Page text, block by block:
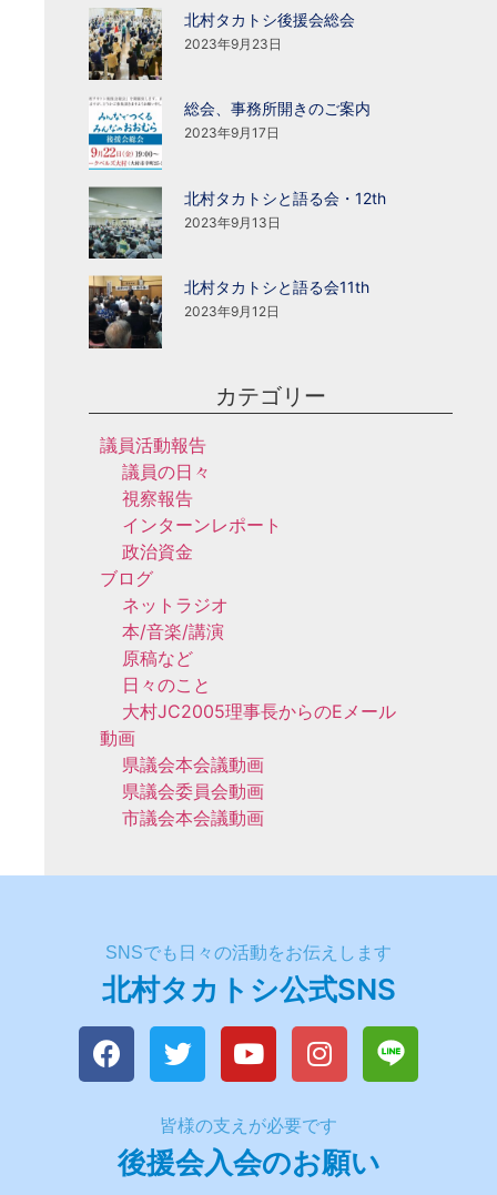
北村タカトシ後援会総会
2023年9月23日
総会、事務所開きのご案内
2023年9月17日
北村タカトシと語る会・12th
2023年9月13日
北村タカトシと語る会11th
2023年9月12日
カテゴリー
議員活動報告
議員の日々
視察報告
インターンレポート
政治資金
ブログ
ネットラジオ
本/音楽/講演
原稿など
日々のこと
大村JC2005理事長からのEメール
動画
県議会本会議動画
県議会委員会動画
市議会本会議動画
北村タカトシ公式SNS
SNSでも日々の活動をお伝えします
後援会入会のお願い
皆様の支えが必要です